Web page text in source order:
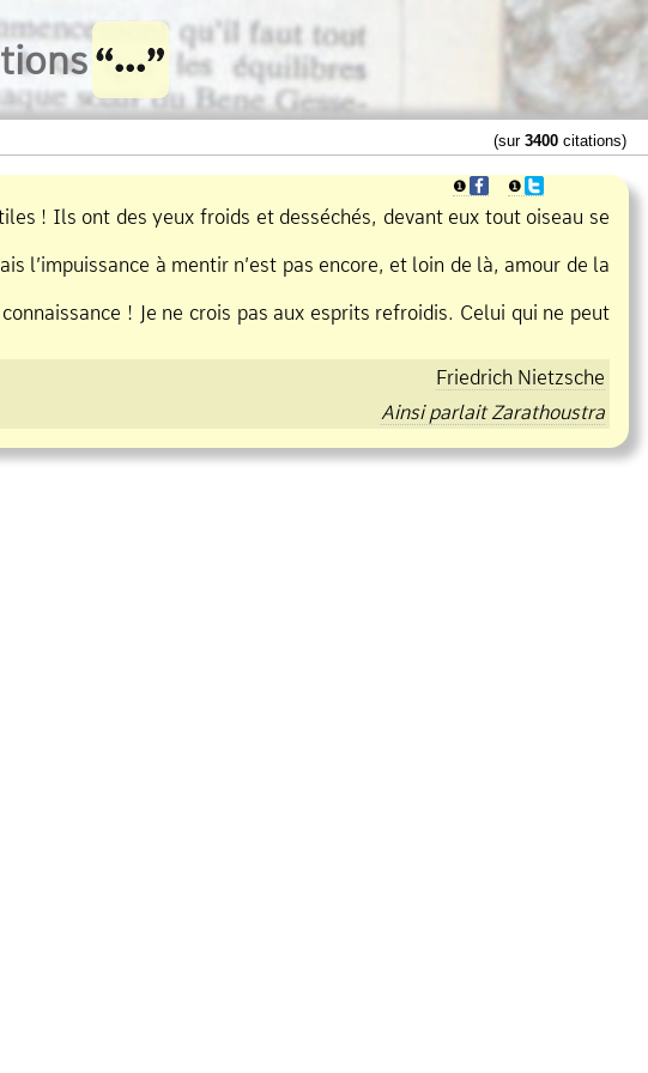
(sur 3400 citations)
❶ ❶
! Ils ont des yeux froids et desséchés, devant eux tout oiseau se
l’impuissance à mentir n’est pas encore, et loin de là, amour de la
! Je ne crois pas aux esprits refroidis. Celui qui ne peut
Friedrich Nietzsche
Ainsi parlait Zarathoustra